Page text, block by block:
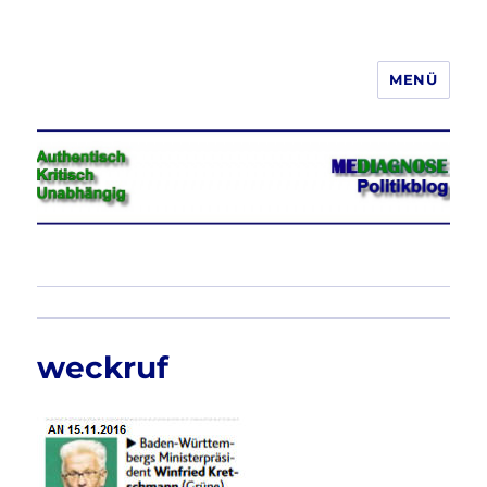
Jeder hat das Recht, seine
Meinung in Wort, Schrift und Bild
frei zu äußern und zu verbreiten
MENÜ
weckruf